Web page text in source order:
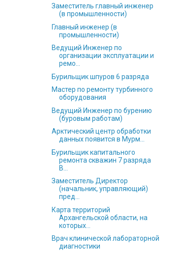
Заместитель главный инженер
(в промышленности)
Главный инженер (в
промышленности)
Ведущий Инженер по
организации эксплуатации и
ремо...
Бурильщик шпуров 6 разряда
Мастер по ремонту турбинного
оборудования
Ведущий Инженер по бурению
(буровым работам)
Арктический центр обработки
данных появится в Мурм...
Бурильщик капитального
ремонта скважин 7 разряда
В...
Заместитель Директор
(начальник, управляющий)
пред...
Карта территорий
Архангельской области, на
которых...
Врач клинической лабораторной
диагностики